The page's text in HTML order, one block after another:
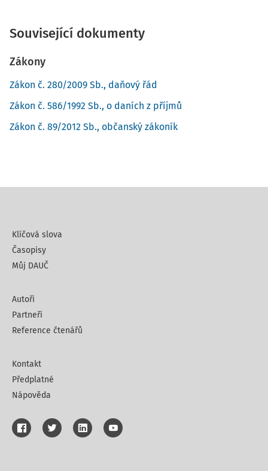
Související dokumenty
Zákony
Zákon č. 280/2009 Sb., daňový řád
Zákon č. 586/1992 Sb., o daních z příjmů
Zákon č. 89/2012 Sb., občanský zákoník
Klíčová slova
Časopisy
Můj DAUČ
Autoři
Partneři
Reference čtenářů
Kontakt
Předplatné
Nápověda